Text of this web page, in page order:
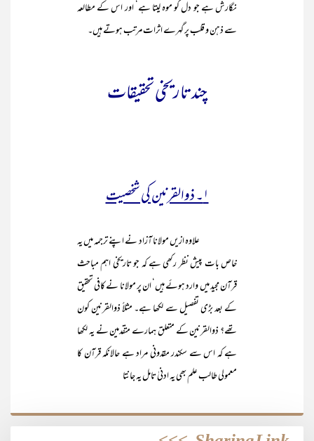
نگارش ہے جو دل کو موہ لیتا ہے‘ اور اس کے مطالعہ
سے ذہن و قلب پر گہرے اثرات مرتب ہوتے ہیں۔
چند تاریخی تحقیقات
۱۔ ذوالقرنین کی شخصیت
علاوہ ازیں مولانا آزاد نے اپنے ترجمہ میں یہ
خاص بات پیش نظر رکھی ہے کہ جو تاریخی اہم مباحث
قرآن مجید میں وارد ہوئے ہیں‘ ان پر مولانا نے کافی تحقیق
کے بعد بڑی تفصیل سے لکھا ہے۔ مثلاً ذوالقرنین کون
تھے؟ ذوالقرنین کے متعلق ہمارے متقدمین نے یہ لکھا
ہے کہ اس سے سکندر مقدونی مراد ہے حالانکہ قرآن کا
معمولی طالب علم بھی یہ ادنیٰ تامل یہ جانتا